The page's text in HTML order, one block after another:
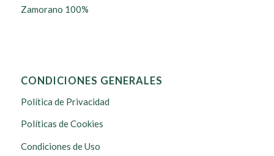
Zamorano 100%
CONDICIONES GENERALES
Política de Privacidad
Políticas de Cookies
Condiciones de Uso